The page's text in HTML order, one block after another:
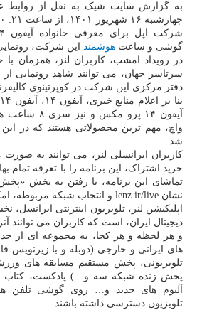
به گزارش سایت شیک به نقل از روابط
گوشی و ساعت هوشمند این شرکت،
در رویداد امشب، کاربران لنز، همزمان با
سرتاسر جهان، می توانند شاهد رونمایی از
دفتر مرکزی این شرکت در کوپرتینوی
آیفون ۱۴ پرو
واچ، مهم ترین محصولاتی هستند که در این
شد.
کاربران ایرانسلی لنز، می توانند به صورت
خرید اشتراک، این برنامه را با تعرفه تمام
تماشای این برنامه، با رفتن به بخش «پخش
نشان lenz.ir/live و انتخاب شبکه مربوطه، امکان پذیر است.
اپلیکیشن لنز، تلویزیون اینترنتی ایرانسل،
دیجیتال ایران، است که کاربران می توانند
و هر لحظه و هر کجا، به مجموعه ای از
های ایرانی و خارجی (دوبله و با زیرنویس
تلویزیونی، پخش مستقیم مسابقه های
پخش زنده شبکه سه و…) پادکست، کتاب
آلبوم های جدید و… روی گوشی تلفن
تلویزیون دسترسی داشته باشند.